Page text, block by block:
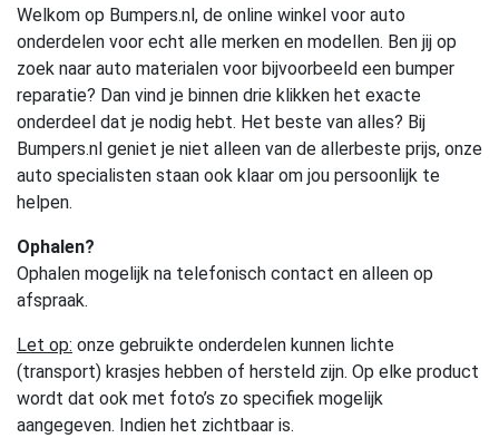
Welkom op Bumpers.nl, de online winkel voor auto
onderdelen voor echt alle merken en modellen. Ben jij op
zoek naar auto materialen voor bijvoorbeeld een bumper
reparatie? Dan vind je binnen drie klikken het exacte
onderdeel dat je nodig hebt. Het beste van alles? Bij
Bumpers.nl geniet je niet alleen van de allerbeste prijs, onze
auto specialisten staan ook klaar om jou persoonlijk te
helpen.
Ophalen?
Ophalen mogelijk na telefonisch contact en alleen op
afspraak.
Let op: onze gebruikte onderdelen kunnen lichte
(transport) krasjes hebben of hersteld zijn. Op elke product
wordt dat ook met foto’s zo specifiek mogelijk
aangegeven. Indien het zichtbaar is.